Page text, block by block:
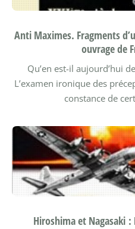
Anti Maximes. Fragments
ouvrage de
Qu’en est-il aujourd’hui
L’examen ironique des
constance de
Hiroshima et Nagasaki